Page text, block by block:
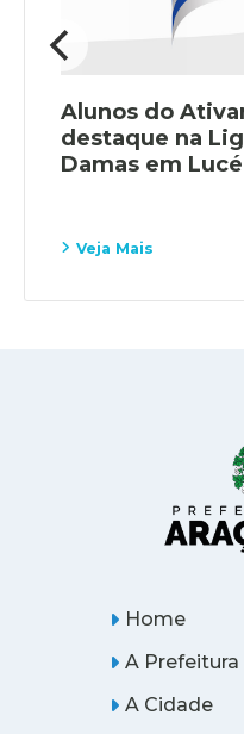
Alunos do
destaque na
Damas em
Veja Mais
Home
A Prefeitura
A Cidade